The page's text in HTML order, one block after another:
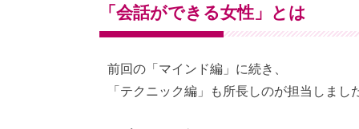
「会話ができる女性」とは
前回の「マインド編」に続き、
「テクニック編」も所長しのが担当しまし